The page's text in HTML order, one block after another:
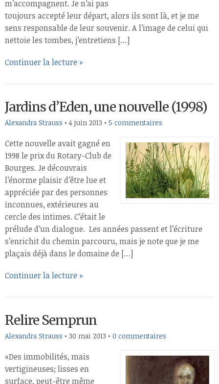
m’accompagnent. Je n’ai pas
toujours accepté leur départ, alors ils sont là, et je me
sens responsable de leur souvenir. A l’image de celui qui
nettoie les tombes, j’entretiens […]
Continuer la lecture »
Jardins d’Eden, une nouvelle (1998)
Alexandra Strauss •4 juin 2013 • 5 commentaires
Cette nouvelle avait gagné en
1998 le prix du Rotary-Club de
Bourges. Je découvrais
l’énorme plaisir d’être lue et
appréciée par des personnes
inconnues, extérieures au
cercle des intimes. C’était le
prélude d’un dialogue. Les années passent et l’écriture
s’enrichit du chemin parcouru, mais je note que je me
plaçais déjà dans le domaine de […]
Continuer la lecture »
Relire Semprun
Alexandra Strauss • 30 mai 2013 • 0 commentaires
«Des immobilités, mais
vertigineuses; lisses en
surface, peut-être même